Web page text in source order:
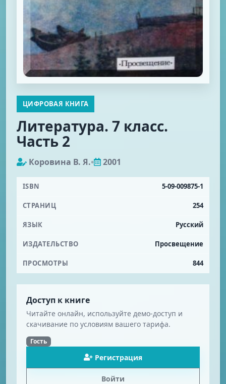
ЦИФРОВАЯ КНИГА
Литература. 7 класс.
Часть 2
Коровина В. Я.• 2001
ISBN 5-09-009875-1
СТРАНИЦ 254
ЯЗЫК Русский
ИЗДАТЕЛЬСТВО Просвещение
ПРОСМОТРЫ 844
Доступ к книге
Читайте онлайн, используйте демо-доступ и
скачивание по условиям вашего тарифа.
Гость
Регистрация
Войти